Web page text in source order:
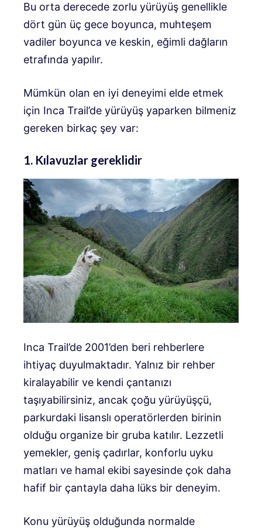
Bu orta derecede zorlu yürüyüş genellikle
dört gün üç gece boyunca, muhteşem
vadiler boyunca ve keskin, eğimli dağların
etrafında yapılır.
Mümkün olan en iyi deneyimi elde etmek
için Inca Trail’de yürüyüş yaparken bilmeniz
gereken birkaç şey var:
1. Kılavuzlar gereklidir
Inca Trail’de 2001’den beri rehberlere
ihtiyaç duyulmaktadır. Yalnız bir rehber
kiralayabilir ve kendi çantanızı
taşıyabilirsiniz, ancak çoğu yürüyüşçü,
parkurdaki lisanslı operatörlerden birinin
olduğu organize bir gruba katılır. Lezzetli
yemekler, geniş çadırlar, konforlu uyku
matları ve hamal ekibi sayesinde çok daha
hafif bir çantayla daha lüks bir deneyim.
Konu yürüyüş olduğunda normalde